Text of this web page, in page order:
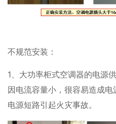
不规范安装：
1、大功率柜式空调器的电源
因电流容量小，很容易造成电
电源短路引起火灾事故。